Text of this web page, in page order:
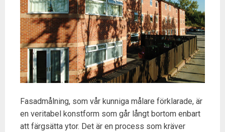
Fasadmålning, som vår kunniga målare förklarade, är
en veritabel konstform som går långt bortom enbart
att färgsätta ytor. Det är en process som kräver